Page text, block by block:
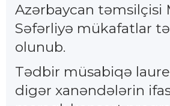
Azərbaycan təmsilçisi
Səfərliyə mükafatlar
olunub.
Tədbir müsabiqə
digər xanəndələrin